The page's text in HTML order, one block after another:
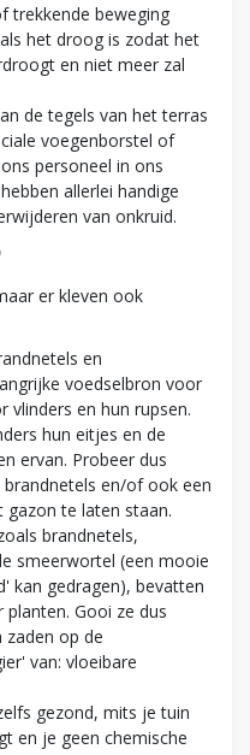
trekkende beweging
het droog is zodat het
en niet meer zal
de tegels van het terras
voegenborstel of
personeel in ons
allerlei handige
van onkruid.
er kleven ook
en
voedselbron voor
vlinders en hun rupsen.
hun eitjes en de
ervan. Probeer dus
en/of ook een
gazon te laten staan.
brandnetels,
smeerwortel (een mooie
kan gedragen), bevatten
Gooi ze dus
op de
van: vloeibare
gezond, mits je tuin
en je geen chemische